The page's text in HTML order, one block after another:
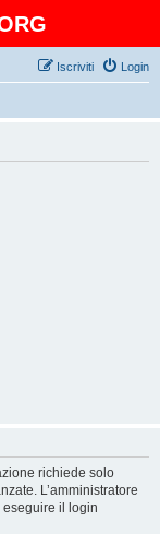
Login
Iscriviti
richiede solo
L’amministratore
il login